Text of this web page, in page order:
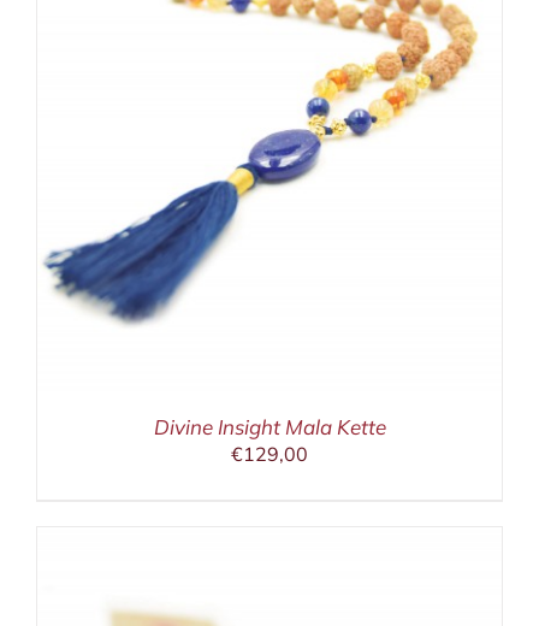
Divine Insight Mala Kette
€129,00